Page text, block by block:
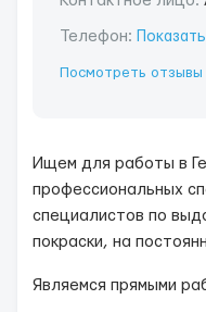
Телефон:
Посмотреть
Ищем для работы в
профессиональных
специалистов по
покраски, на
Являемся прямыми